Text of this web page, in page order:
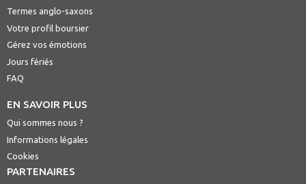
Termes anglo-saxons
Votre profil boursier
Gérez vos émotions
Jours fériés
FAQ
EN SAVOIR PLUS
Qui sommes nous ?
Informations légales
Cookies
PARTENAIRES